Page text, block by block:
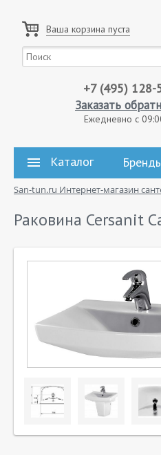
Ваша корзина пуста
+7 (495) 128-
Заказать
Ежедневно с
Каталог
San-tun.ru Интернет-магазин
Раковина Cersanit